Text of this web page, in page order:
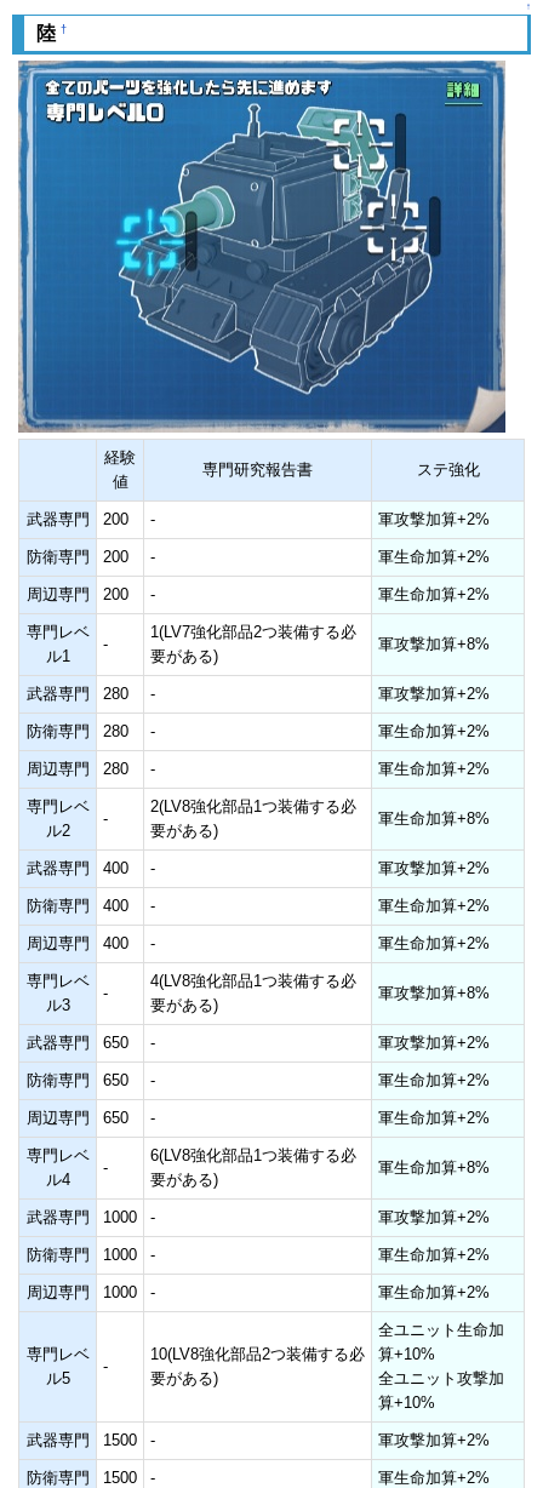
↑
陸 †
経験
値
専門研究報告書 ステ強化
武器専門 200 - 軍攻撃加算+2%
防衛専門 200 - 軍生命加算+2%
周辺専門 200 - 軍生命加算+2%
専門レベ
ル1
-
1(LV7強化部品2つ装備する必
要がある)
軍攻撃加算+8%
武器専門 280 - 軍攻撃加算+2%
防衛専門 280 - 軍生命加算+2%
周辺専門 280 - 軍生命加算+2%
専門レベ
ル2
-
2(LV8強化部品1つ装備する必
要がある)
軍生命加算+8%
武器専門 400 - 軍攻撃加算+2%
防衛専門 400 - 軍生命加算+2%
周辺専門 400 - 軍生命加算+2%
専門レベ
ル3
-
4(LV8強化部品1つ装備する必
要がある)
軍攻撃加算+8%
武器専門 650 - 軍攻撃加算+2%
防衛専門 650 - 軍生命加算+2%
周辺専門 650 - 軍生命加算+2%
専門レベ
ル4
-
6(LV8強化部品1つ装備する必
要がある)
軍生命加算+8%
武器専門 1000 - 軍攻撃加算+2%
防衛専門 1000 - 軍生命加算+2%
周辺専門 1000 - 軍生命加算+2%
専門レベ
ル5
-
10(LV8強化部品2つ装備する必
要がある)
全ユニット生命加
算+10%
全ユニット攻撃加
算+10%
武器専門 1500 - 軍攻撃加算+2%
防衛専門 1500 - 軍生命加算+2%